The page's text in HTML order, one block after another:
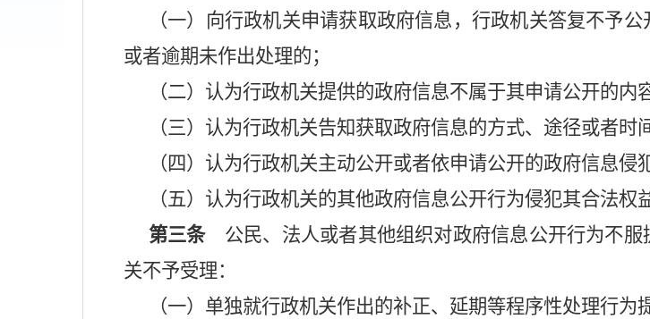
（一）向行政机关申请获取政府信息，行政机关答复不予
或者逾期未作出处理的；
（二）认为行政机关提供的政府信息不属于其申请公开的内
（三）认为行政机关告知获取政府信息的方式、途径或者时
（四）认为行政机关主动公开或者依申请公开的政府信息侵
（五）认为行政机关的其他政府信息公开行为侵犯其合法权
第三条公民、法人或者其他组织对政府信息公开行为不服
关不予受理：
（一）单独就行政机关作出的补正、延期等程序性处理行为